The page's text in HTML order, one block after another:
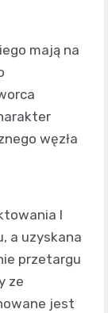
mają na
węzła
I
a uzyskana
przetargu
ze
jest